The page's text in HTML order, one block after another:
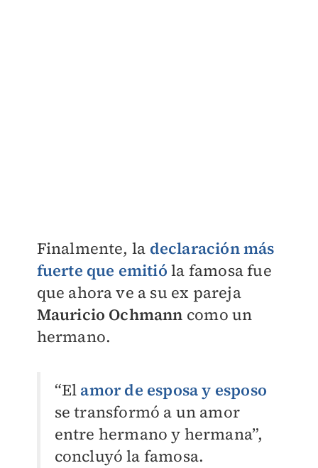
Finalmente, la declaración más
fuerte que emitió la famosa fue
que ahora ve a su ex pareja
Mauricio Ochmann como un
hermano.
“El amor de esposa y esposo
se transformó a un amor
entre hermano y hermana”,
concluyó la famosa.